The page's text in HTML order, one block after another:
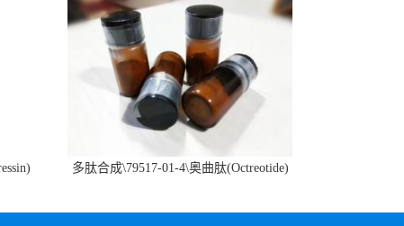
多肽合成\79517-01-4\奥曲肽(Octreotide)